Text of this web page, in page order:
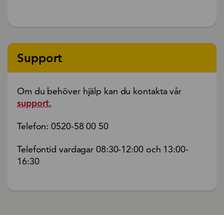
Support
Om du behöver hjälp kan du kontakta vår
support.
Telefon: 0520-58 00 50
Telefontid vardagar 08:30-12:00 och 13:00-
16:30